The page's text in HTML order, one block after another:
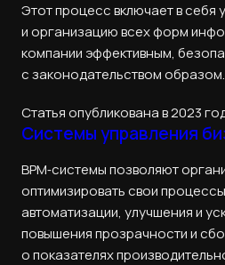
Этот процесс включает в себя
и организацию всех форм
компании эффективным,
с законодательством образом.
Статья опубликована в 2023
Системы управления
BPM‑системы позволяют
оптимизировать свои
автоматизации, улучшения и
повышения прозрачности и
о показателях